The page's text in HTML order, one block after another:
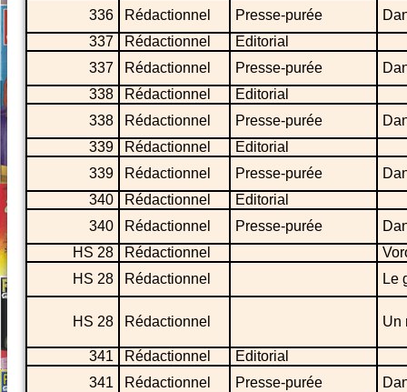
336
Rédactionnel Presse-purée
337
Rédactionnel
Editorial
337
Rédactionnel Presse-purée
338
Rédactionnel
Editorial
338
Rédactionnel Presse-purée
339
Rédactionnel
Editorial
339
Rédactionnel Presse-purée
340
Rédactionnel
Editorial
340
Rédactionnel Presse-purée
HS 28
Rédactionnel
HS 28
Rédactionnel Le
HS 28 Rédactionnel Un
341 Rédactionnel
Editorial
341
Rédactionnel Presse-purée